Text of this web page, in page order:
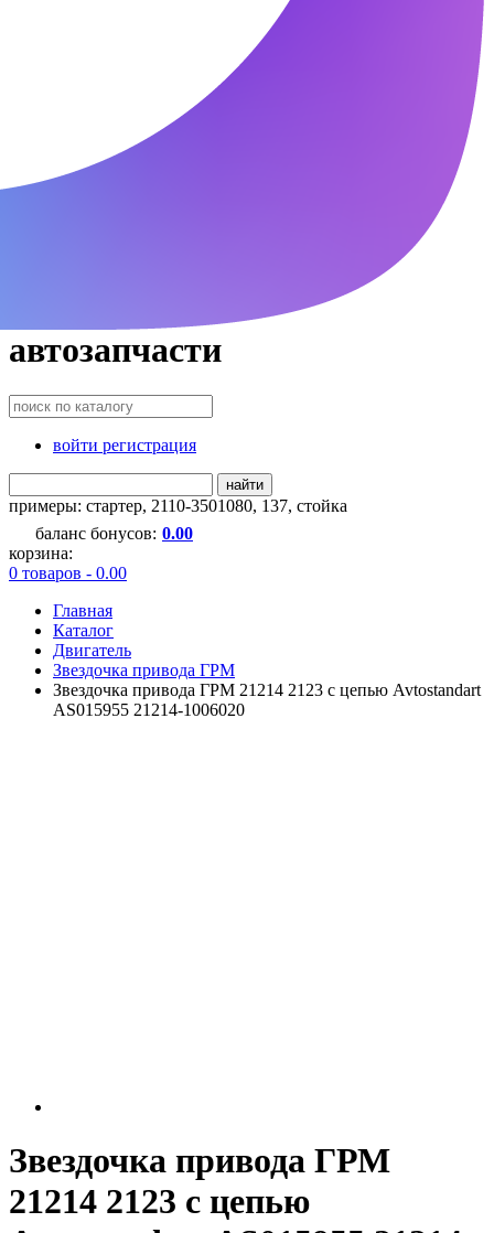
автозапчасти
войти регистрация
найти
примеры: стартер, 2110-3501080, 137, стойка
баланс бонусов: 0.00
корзина:
0 товаров - 0.00
Главная
Каталог
Двигатель
Звездочка привода ГРМ
Звездочка привода ГРМ 21214 2123 с цепью Avtostandart
AS015955 21214-1006020
Звездочка привода ГРМ
21214 2123 с цепью